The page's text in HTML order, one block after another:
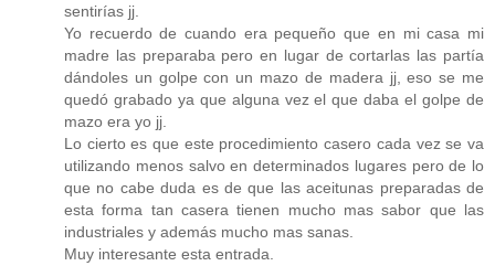
sentirías jj.
Yo recuerdo de cuando era pequeño que en mi casa mi
madre las preparaba pero en lugar de cortarlas las partía
dándoles un golpe con un mazo de madera jj, eso se me
quedó grabado ya que alguna vez el que daba el golpe de
mazo era yo jj.
Lo cierto es que este procedimiento casero cada vez se va
utilizando menos salvo en determinados lugares pero de lo
que no cabe duda es de que las aceitunas preparadas de
esta forma tan casera tienen mucho mas sabor que las
industriales y además mucho mas sanas.
Muy interesante esta entrada.